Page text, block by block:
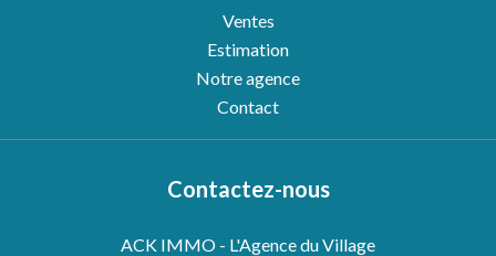
Ventes
Estimation
Notre agence
Contact
Contactez-nous
ACK IMMO - L'Agence du Village